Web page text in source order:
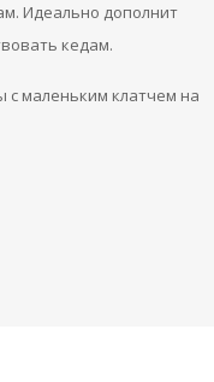
Идеально дополнит
кедам.
с маленьким клатчем на